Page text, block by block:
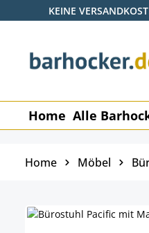
Hauptinhalt springen
Zur Suche springen
Zur Hauptnavigation
KEINE
Home Alle
Home Möbel